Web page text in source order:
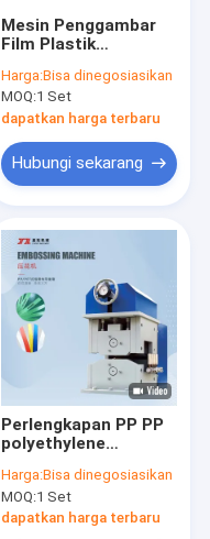
Mesin Penggambar
Film Plastik
PET Strap L Sealing
Harga:Bisa dinegosiasikan
MOQ:1 Set
dapatkan harga terbaru
Hubungi sekarang
Perlengkapan PP PP
polyethylene
produksi strapping
PET
Harga:Bisa dinegosiasikan
MOQ:1 Set
dapatkan harga terbaru